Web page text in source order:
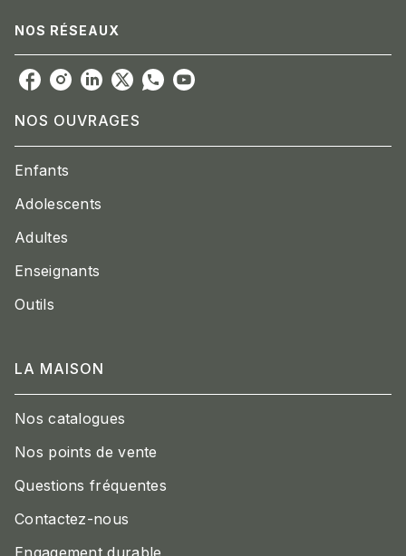
NOS RÉSEAUX
NOS OUVRAGES
Enfants
Adolescents
Adultes
Enseignants
Outils
LA MAISON
Nos catalogues
Nos points de vente
Questions fréquentes
Contactez-nous
Engagement durable